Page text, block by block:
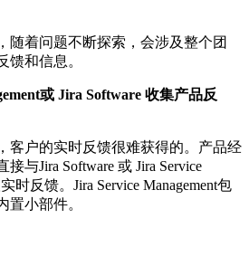
着问题不断探索，会涉及整个团
馈和信息。
或 Jira Software 收集产品反
户的实时反馈很难获得的。产品经
与Jira Software 或 Jira Service
时反馈。Jira Service Management包
置小部件。